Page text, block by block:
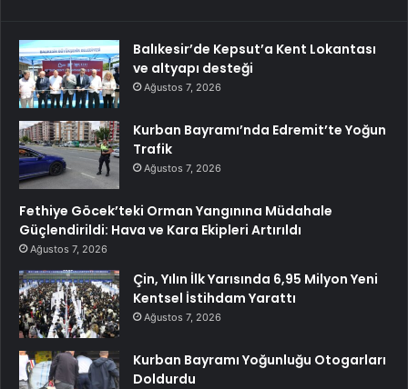
Balıkesir’de Kepsut’a Kent Lokantası
ve altyapı desteği
Ağustos 7, 2026
Kurban Bayramı’nda Edremit’te Yoğun
Trafik
Ağustos 7, 2026
Fethiye Göcek’teki Orman Yangınına Müdahale
Güçlendirildi: Hava ve Kara Ekipleri Artırıldı
Ağustos 7, 2026
Çin, Yılın İlk Yarısında 6,95 Milyon Yeni
Kentsel İstihdam Yarattı
Ağustos 7, 2026
Kurban Bayramı Yoğunluğu Otogarları
Doldurdu